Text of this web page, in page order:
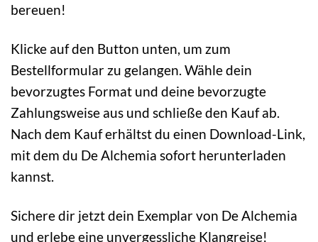
bereuen!
Klicke auf den Button unten, um zum
Bestellformular zu gelangen. Wähle dein
bevorzugtes Format und deine bevorzugte
Zahlungsweise aus und schließe den Kauf ab.
Nach dem Kauf erhältst du einen Download-Link,
mit dem du De Alchemia sofort herunterladen
kannst.
Sichere dir jetzt dein Exemplar von De Alchemia
und erlebe eine unvergessliche Klangreise!